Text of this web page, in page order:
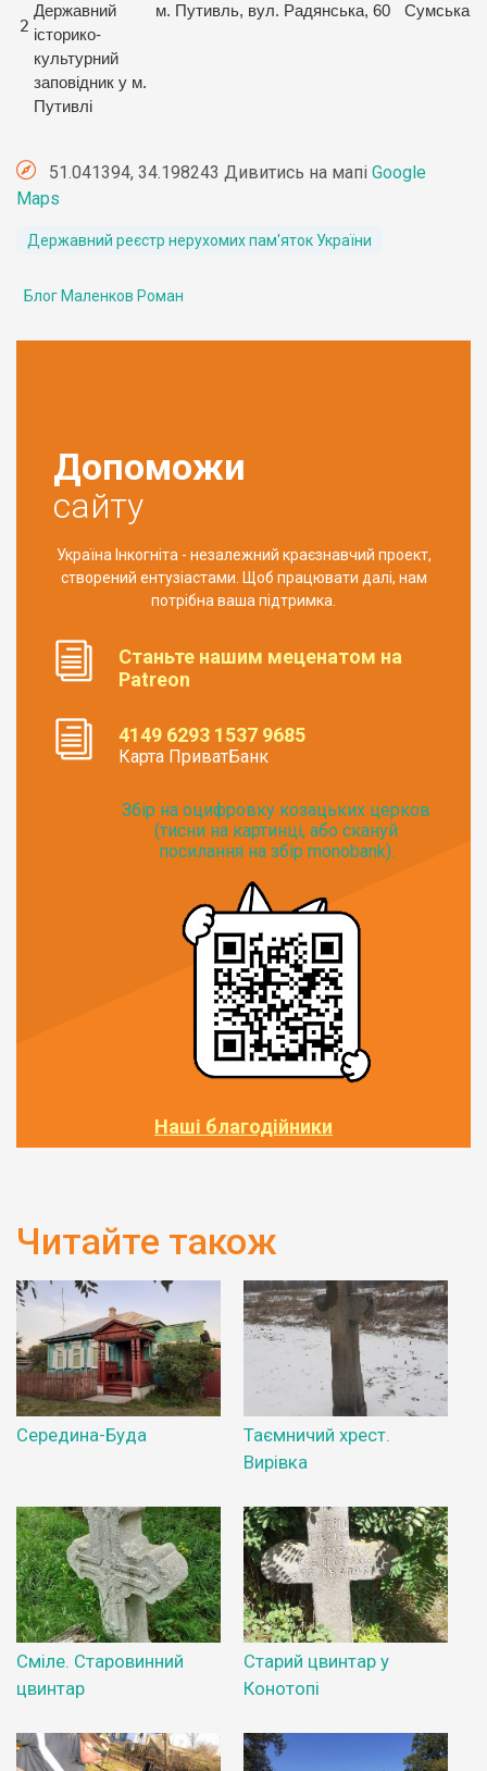
2
Державний
історико-
культурний
заповідник у м.
Путивлі
м. Путивль, вул. Радянська, 60 Сумська
51.041394, 34.198243 Дивитись на мапі Google
Maps
Державний реєстр нерухомих пам'яток України
Блог Маленков Роман
Допоможи
сайту
Україна Інкогніта - незалежний краєзнавчий проект,
створений ентузіастами. Щоб працювати далі, нам
потрібна ваша підтримка.
Станьте нашим меценатом на
Patreon
4149 6293 1537 9685
Карта ПриватБанк
Збір на оцифровку козацьких церков
(тисни на картинці, або скануй
посилання на збір monobank):
Наші благодійники
Читайте також
Середина-Буда
Таємничий хрест.
Вирівка
Сміле. Старовинний
цвинтар
Старий цвинтар у
Конотопі